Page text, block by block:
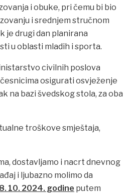
i obuke, pri čemu bi bio
i srednjem stručnom
je drugi dan planirana
u oblasti mladih i sporta.
civilnih poslova
osigurati osvježenje
na bazi švedskog stola, za oba
troškove smještaja,
dostavljamo i nacrt dnevnog
i ljubazno molimo da
10. 2024. godine putem